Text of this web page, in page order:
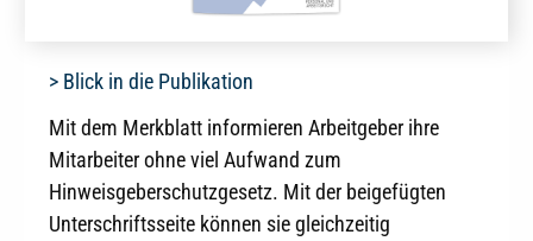
> Blick in die Publikation
Mit dem Merkblatt informieren Arbeitgeber ihre
Mitarbeiter ohne viel Aufwand zum
Hinweisgeberschutzgesetz. Mit der beigefügten
Unterschriftsseite können sie gleichzeitig